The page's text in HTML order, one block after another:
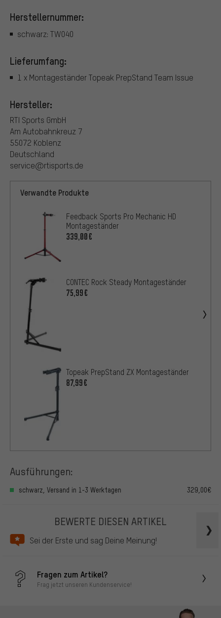
Herstellernummer:
schwarz: TW040
Lieferumfang:
1 x Montageständer Topeak PrepStand Team Issue
Hersteller:
RTI Sports GmbH
Am Autobahnkreuz 7
55072 Koblenz
Deutschland
service@rtisports.de
Verwandte Produkte
Feedback Sports Pro Mechanic HD
Montageständer
339,00€
CONTEC Rock Steady Montageständer
75,99€
Topeak PrepStand ZX Montageständer
87,99€
Ausführungen:
schwarz, Versand in 1-3 Werktagen 329,00€
BEWERTE DIESEN ARTIKEL
Sei der Erste und sag Deine Meinung!
Fragen zum Artikel?
Frag jetzt unseren Kundenservice!